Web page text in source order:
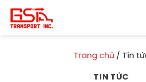
đến
nội
Trang chủ / Tin
TIN TỨC